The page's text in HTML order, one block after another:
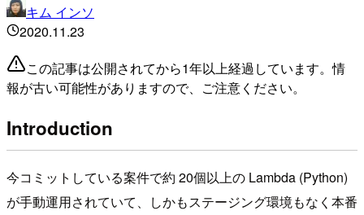
キム インソ
2020.11.23
この記事は公開されてから1年以上経過しています。情
報が古い可能性がありますので、ご注意ください。
Introduction
今コミットしている案件で約 20個以上の Lambda (Python)
が手動運用されていて、しかもステージング環境もなく本番